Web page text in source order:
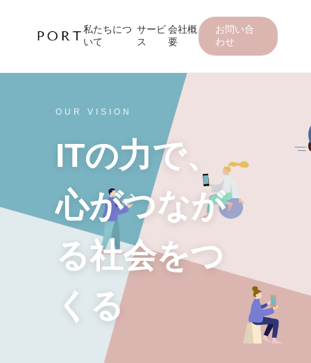
私たちにつ
いて
サービ
ス
会社概
要
お問い合
わせ
OUR VISION
ITの力で、
心がつなが
る社会をつ
くる